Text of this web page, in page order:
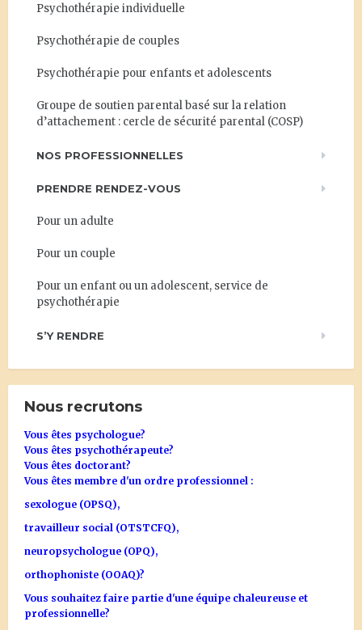
Psychothérapie individuelle
Psychothérapie de couples
Psychothérapie pour enfants et adolescents
Groupe de soutien parental basé sur la relation
d’attachement : cercle de sécurité parental (COSP)
NOS PROFESSIONNELLES
PRENDRE RENDEZ-VOUS
Pour un adulte
Pour un couple
Pour un enfant ou un adolescent, service de
psychothérapie
S’Y RENDRE
Nous recrutons
Vous êtes psychologue?
Vous êtes psychothérapeute?
Vous êtes doctorant?
Vous êtes membre d'un ordre professionnel :
sexologue (OPSQ),
travailleur social (OTSTCFQ),
neuropsychologue (OPQ),
orthophoniste (OOAQ)?
Vous souhaitez faire partie d'une équipe chaleureuse et
professionnelle?